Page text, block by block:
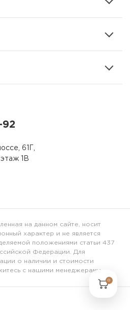
92
61Г,
1В
на данном сайте, носит
характер и не является
положениями статьи 437
Федерации. Для
о наличии и стоимости
с нашими менеджерами.
0